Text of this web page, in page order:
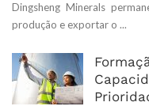
Dingsheng Minerals
produção e exportar o ...